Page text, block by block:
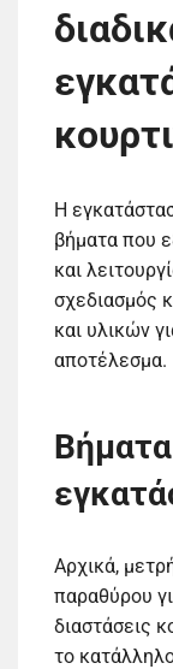
Η
βήματα που
και
σχεδιασμός
και υλικών
αποτέλεσμα.
Βήματα
Αρχικά,
παραθύρου
διαστάσεις
το